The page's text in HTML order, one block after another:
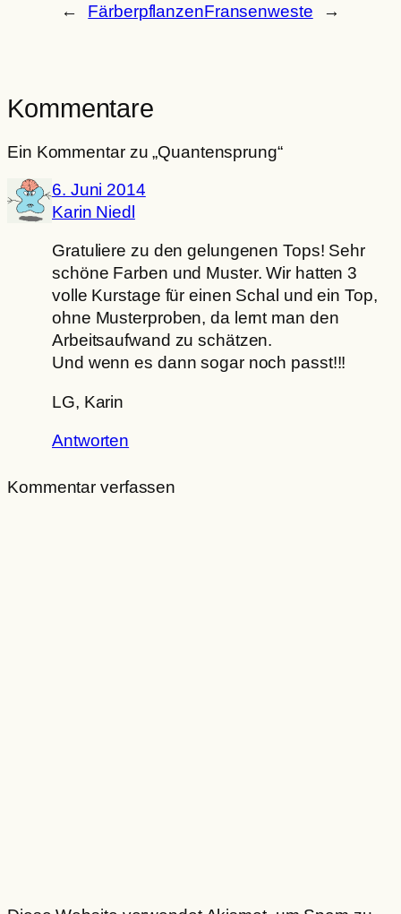
← FärberpflanzenFransenweste →
Kommentare
Ein Kommentar zu „Quantensprung“
6. Juni 2014
Karin Niedl
Gratuliere zu den gelungenen Tops! Sehr
schöne Farben und Muster. Wir hatten 3
volle Kurstage für einen Schal und ein Top,
ohne Musterproben, da lernt man den
Arbeitsaufwand zu schätzen.
Und wenn es dann sogar noch passt!!!
LG, Karin
Antworten
Kommentar verfassen